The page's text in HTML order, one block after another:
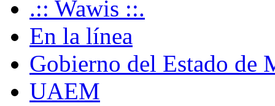
.:: Wawis ::.
En la línea
Gobierno del Estado de
UAEM